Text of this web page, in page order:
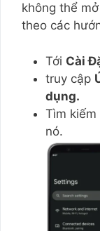
không thể
theo các
Tới Cài
truy cập
dụng.
Tìm kiếm
nó.